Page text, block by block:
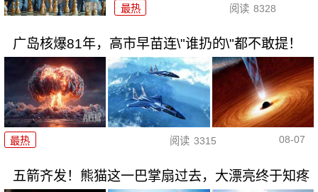
最热 阅读 8328
广岛核爆81年，高市早苗连\"谁扔的\"都不敢提！
最热 阅读 3315 08-07
五箭齐发！熊猫这一巴掌扇过去，大漂亮终于知疼